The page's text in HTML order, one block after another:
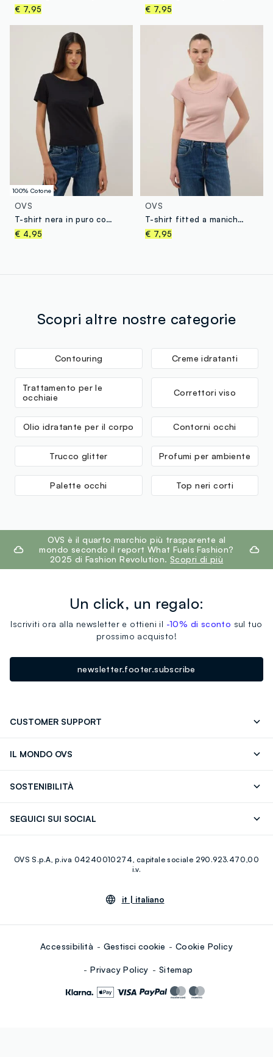
€ 7,95
€ 7,95
100% Cotone
OVS
T-shirt nera in puro cotone a maniche corte
€ 4,95
OVS
T-shirt fitted a maniche corte in cotone elasticizzato rosa
€ 7,95
Scopri altre nostre categorie
Contouring Creme idratanti
Trattamento per le
occhiaie
Correttori viso
Olio idratante per il corpo Contorni occhi
Trucco glitter Profumi per ambiente
Palette occhi Top neri corti
footer.ariatitleOVS è il quarto marchio più trasparente al
mondo secondo il report What Fuels Fashion?
2025 di Fashion Revolution. Scopri di più
Un click, un regalo:
Iscriviti ora alla newsletter e ottieni il -10% di sconto sul tuo
prossimo acquisto!
newsletter.footer.subscribe
CUSTOMER SUPPORT
IL MONDO OVS
Giftcard
SOSTENIBILITÀ
SEGUICI SUI SOCIAL
Youtube Linkedin
OVS S.p.A, p.iva 04240010274, capitale sociale 290.923.470,00
i.v.
it | italiano
Accessibilità Gestisci cookie Cookie Policy
Privacy Policy Sitemap